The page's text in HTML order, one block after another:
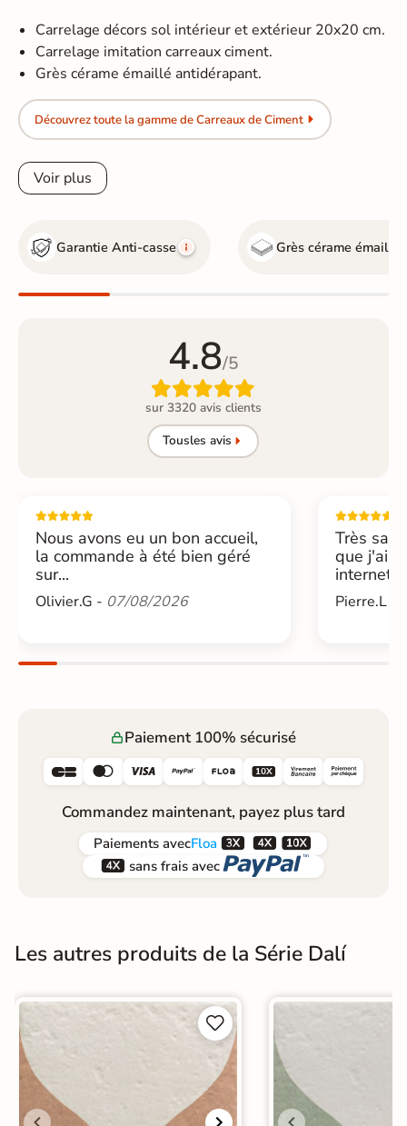
Carrelage décors sol intérieur et extérieur 20x20 cm.
Carrelage imitation carreaux ciment.
Grès cérame émaillé antidérapant.
Découvrez toute la gamme de Carreaux de Ciment
Voir plus
Garantie Anti-casse Grès cérame émaillé
4.8/5

sur 3320 avis clients
Tousles avis
Nous avons eu un bon accueil,
la commande à été bien géré
sur...
Olivier.G - 07/08/2026
Très
que j'ai
internet....
Pierre.L -
Paiement 100% sécurisé
     
Commandez maintenant, payez plus tard
Paiements avecFloa  
 sans frais avec 
Les autres produits de la Série Dalí

